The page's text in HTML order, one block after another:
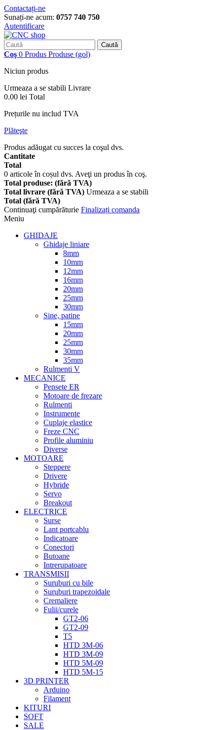
Contactați-ne
Sunați-ne acum: 0757 740 750
Autentificare
Caută
Coş 0 Produs Produse (gol)
Niciun produs
Urmeaza a se stabili Livrare
0.00 lei Total
Prețurile nu includ TVA
Plăteşte
Produs adăugat cu succes la coşul dvs.
Cantitate
Total
0 articole în coșul dvs. Aveţi un produs în coş.
Total produse: (fără TVA)
Total livrare (fără TVA) Urmeaza a se stabili
Total (fără TVA)
Continuaţi cumpărăturie Finalizați comanda
Meniu
GHIDAJE
Ghidaje liniare
8mm
10mm
12mm
16mm
20mm
25mm
30mm
Sine, patine
15mm
20mm
25mm
30mm
35mm
Rulmenti V
MECANICE
Pensete ER
Motoare de frezare
Rulmenti
Instrumente
Cuplaje elastice
Freze CNC
Profile aluminiu
Diverse
MOTOARE
Steppere
Drivere
Hybride
Servo
Breakout
ELECTRICE
Surse
Lant portcablu
Indicatoare
Conectori
Butoane
Intrerupatoare
TRANSMISII
Suruburi cu bile
Suruburi trapezoidale
Cremaliere
Fulii/curele
GT2-06
GT2-09
T5
HTD 3M-06
HTD 3M-09
HTD 5M-09
HTD 5M-15
3D PRINTER
Arduino
Filament
KITURI
SOFT
SALE